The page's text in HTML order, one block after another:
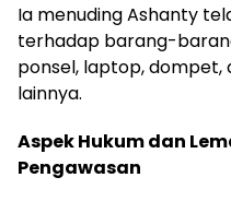
Ia menuding Ashanty
terhadap barang-
ponsel, laptop, dompet,
lainnya.
Aspek Hukum dan
Pengawasan